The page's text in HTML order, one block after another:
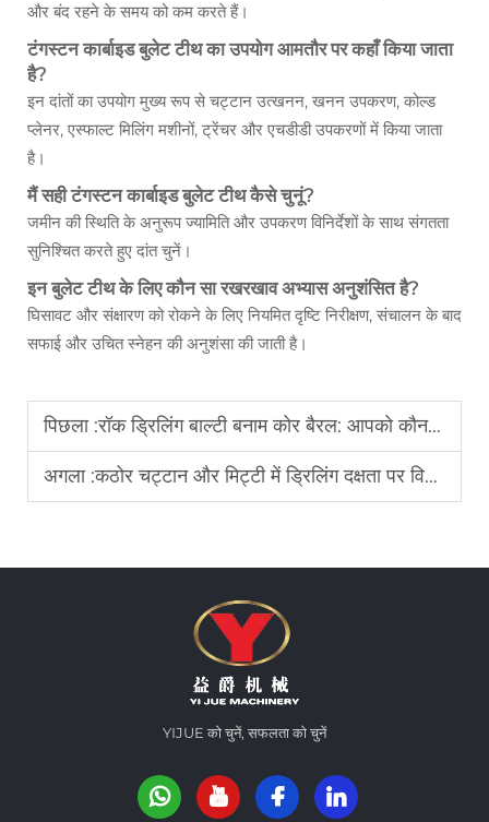
और बंद रहने के समय को कम करते हैं।
टंगस्टन कार्बाइड बुलेट टीथ का उपयोग आमतौर पर कहाँ किया जाता
है?
इन दांतों का उपयोग मुख्य रूप से चट्टान उत्खनन, खनन उपकरण, कोल्ड
प्लेनर, एस्फाल्ट मिलिंग मशीनों, ट्रेंचर और एचडीडी उपकरणों में किया जाता
है।
मैं सही टंगस्टन कार्बाइड बुलेट टीथ कैसे चुनूं?
जमीन की स्थिति के अनुरूप ज्यामिति और उपकरण विनिर्देशों के साथ संगतता
सुनिश्चित करते हुए दांत चुनें।
इन बुलेट टीथ के लिए कौन सा रखरखाव अभ्यास अनुशंसित है?
घिसावट और संक्षारण को रोकने के लिए नियमित दृष्टि निरीक्षण, संचालन के बाद
सफाई और उचित स्नेहन की अनुशंसा की जाती है।
पिछला :रॉक ड्रिलिंग बाल्टी बनाम कोर बैरल: आपको कौन सा उपयोग करना चाहिए?
अगला :कठोर चट्टान और मिट्टी में ड्रिलिंग दक्षता पर विभिन्न ड्रिल बिट दांतों के डिज़ाइन का प्रभाव
YIJUE को चुनें, सफलता को चुनें